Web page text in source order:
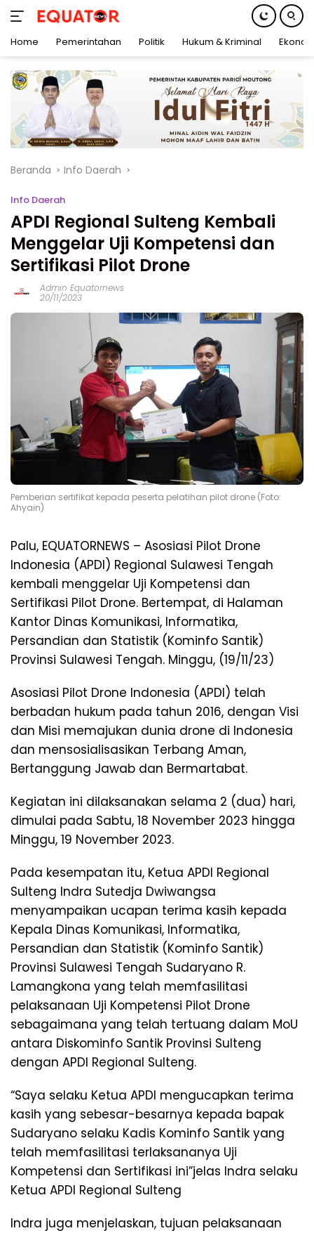
konten
Home Pemerintahan Politik Hukum & Kriminal
Beranda Info Daerah
Info Daerah
APDI Regional Sulteng Kembali
Menggelar Uji Kompetensi dan
Sertifikasi Pilot Drone
Admin Equatornews
20/11/2023
Pemberian sertifikat kepada peserta pelatihan pilot drone (Foto:
Ahyain)
Palu, EQUATORNEWS – Asosiasi Pilot Drone
Indonesia (APDI) Regional Sulawesi Tengah
kembali menggelar Uji Kompetensi dan
Sertifikasi Pilot Drone. Bertempat, di Halaman
Kantor Dinas Komunikasi, Informatika,
Persandian dan Statistik (Kominfo Santik)
Provinsi Sulawesi Tengah. Minggu, (19/11/23)
Asosiasi Pilot Drone Indonesia (APDI) telah
berbadan hukum pada tahun 2016, dengan Visi
dan Misi memajukan dunia drone di Indonesia
dan mensosialisasikan Terbang Aman,
Bertanggung Jawab dan Bermartabat.
Kegiatan ini dilaksanakan selama 2 (dua) hari,
dimulai pada Sabtu, 18 November 2023 hingga
Minggu, 19 November 2023.
Pada kesempatan itu, Ketua APDI Regional
Sulteng Indra Sutedja Dwiwangsa
menyampaikan ucapan terima kasih kepada
Kepala Dinas Komunikasi, Informatika,
Persandian dan Statistik (Kominfo Santik)
Provinsi Sulawesi Tengah Sudaryano R.
Lamangkona yang telah memfasilitasi
pelaksanaan Uji Kompetensi Pilot Drone
sebagaimana yang telah tertuang dalam MoU
antara Diskominfo Santik Provinsi Sulteng
dengan APDI Regional Sulteng.
“Saya selaku Ketua APDI mengucapkan terima
kasih yang sebesar-besarnya kepada bapak
Sudaryano selaku Kadis Kominfo Santik yang
telah memfasilitasi terlaksananya Uji
Kompetensi dan Sertifikasi ini”jelas Indra selaku
Ketua APDI Regional Sulteng
Indra juga menjelaskan, tujuan pelaksanaan